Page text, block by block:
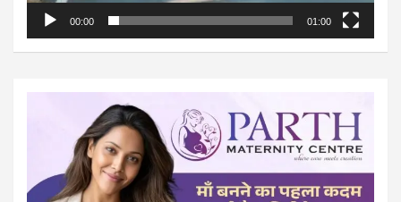
00:00 01:00